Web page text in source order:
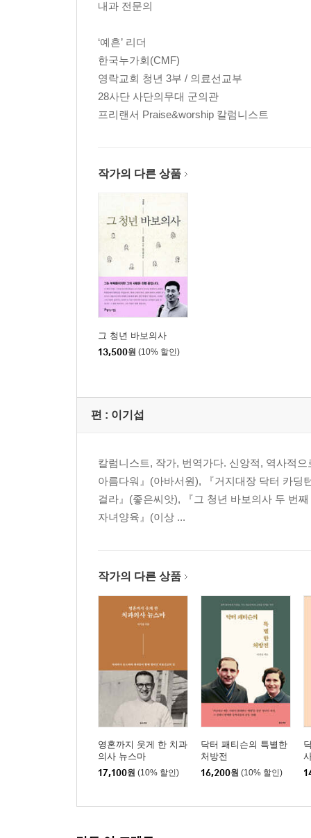
한 번에 한 사람씩
내가 누리는 자유
사순절에 읽는 책
3장 | 이 순간 당신을 예배하기로 결정합니다
내 생애 첫 번째 설교 / 송광수
오랜 순종이 빚어낸 깊은 예배
슬퍼하지마, 잠시 쉬는 거야 / 윤익환
주님, 저 힘든 것 아시지요?
깨지고 상한 내 마음을 드립니다
예흔을 시작하며
사랑은 지금 표현하는 것
4장 | 영광의 문, 저 너머
영광의 문을 통과한 ‘내’ 친구 / 박달우
친구가 풀어주는 신앙문제
두 번째 인생의 문을 열며 / 양원섭(가명)
주 나의 모든 것
당신이 수렁에 빠졌을 때
좌절된 꿈, 응답받은 기도
마지막 경례 / 이은택
병사들의 기도모임
참된 형통함이란
혹한기 행군길에서
내 무덤에 서서 울지 마렴 / 백정진
예수님 사전에 우연은 없다
소명자는 낙심하지 않는다
주님께서 기뻐하신다면
내과 전문의
‘예흔’ 리더
한국누가회(CMF)
영락교회 청년 3부 / 의료선교부
28사단 사단의무대 군의관
프리랜서 Praise&worship 칼럼니스트
작가의 다른 상품
그 청년 바보의사
13,500원 (10% 할인)
편 : 이기섭
칼럼니스트, 작가, 번역가다. 신앙적, 역사적
아름다워』(아바서원), 『거지대장 닥터 카딩
걸라』(좋은씨앗), 『그 청년 바보의사 두 번
자녀양육』(이상 ...
작가의 다른 상품
영혼까지 웃게 한 치과
의사 뉴스마
17,100원 (10% 할인)
닥터 패티슨의 특별한
처방전
16,200원 (10% 할인)